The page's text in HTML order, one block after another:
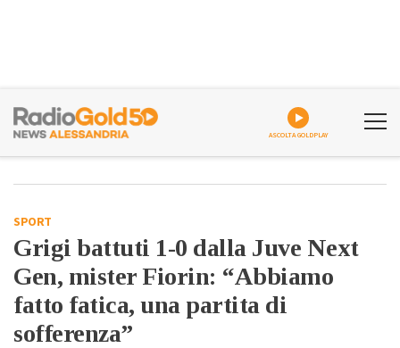
ASCOLTA GOLDPLAY
SPORT
Grigi battuti 1-0 dalla Juve Next
Gen, mister Fiorin: “Abbiamo
fatto fatica, una partita di
sofferenza”